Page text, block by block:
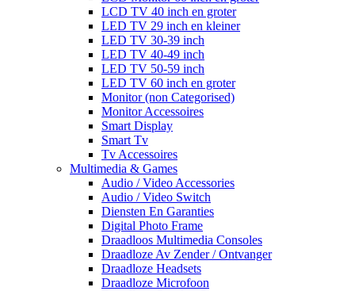
LCD TV 40 inch en groter
LED TV 29 inch en kleiner
LED TV 30-39 inch
LED TV 40-49 inch
LED TV 50-59 inch
LED TV 60 inch en groter
Monitor (non Categorised)
Monitor Accessoires
Smart Display
Smart Tv
Tv Accessoires
Multimedia & Games
Audio / Video Accessories
Audio / Video Switch
Diensten En Garanties
Digital Photo Frame
Draadloos Multimedia Consoles
Draadloze Av Zender / Ontvanger
Draadloze Headsets
Draadloze Microfoon